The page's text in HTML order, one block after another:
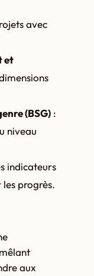
avec
et
(BSG) :
niveau
indicateurs
progrès.
aux